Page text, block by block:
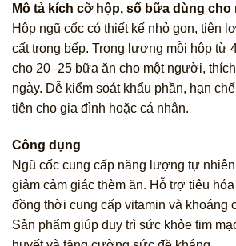
Mô tả kích cỡ hộp, số bữa dùng cho
Hộp ngũ cốc có thiết kế nhỏ gọn, tiện
cất trong bếp. Trọng lượng mỗi hộp từ
cho 20–25 bữa ăn cho một người,
ngày. Dễ kiểm soát khẩu phần, hạn
tiện cho gia đình hoặc cá nhân.
Công dụng
Ngũ cốc cung cấp năng lượng tự
giảm cảm giác thèm ăn. Hỗ trợ tiêu
đồng thời cung cấp vitamin và khoáng
Sản phẩm giúp duy trì sức khỏe tim